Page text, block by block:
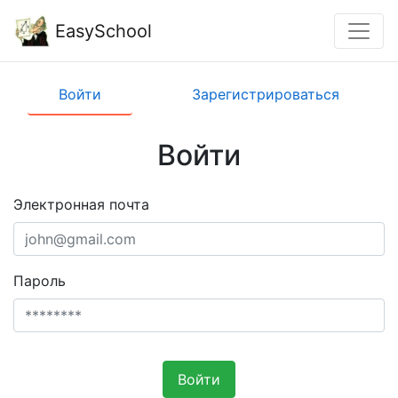
EasySchool
Войти Зарегистрироваться
Войти
Электронная почта
Пароль